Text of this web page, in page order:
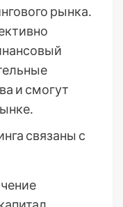
рынка․
и смогут
связаны с